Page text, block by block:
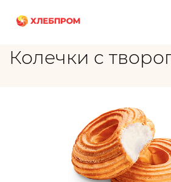
Колечки с